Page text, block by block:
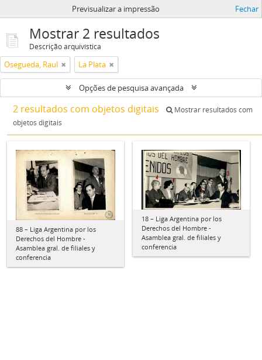
Previsualizar a impressão Fechar
Mostrar 2 resultados
Descrição arquivística
Osegueda, Raul La Plata
Opções de pesquisa avançada
2 resultados com objetos digitais
Mostrar resultados com
objetos digitais
88 – Liga Argentina por los
Derechos del Hombre -
Asamblea gral. de filiales y
conferencia
18 – Liga Argentina por los
Derechos del Hombre -
Asamblea gral. de filiales y
conferencia